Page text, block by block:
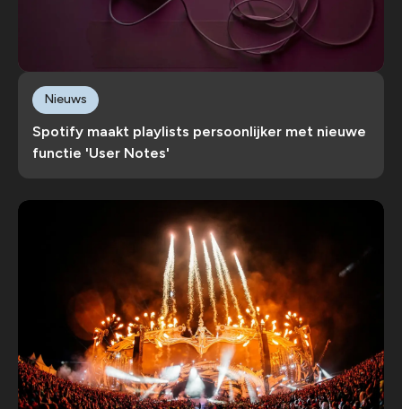
Spotify maakt playlists persoonlijker met nieuwe
functie 'User Notes'
Nieuws